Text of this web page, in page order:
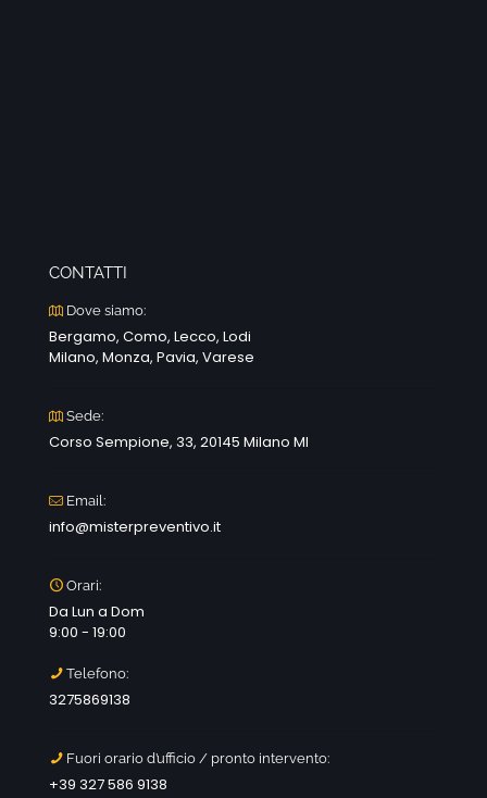
CONTATTI
Dove siamo:
Bergamo, Como, Lecco, Lodi
Milano, Monza, Pavia, Varese
Sede:
Corso Sempione, 33, 20145 Milano MI
Email:
info@misterpreventivo.it
Orari:
Da Lun a Dom
9:00 - 19:00
Telefono:
3275869138
Fuori orario d’ufficio / pronto intervento:
+39 327 586 9138